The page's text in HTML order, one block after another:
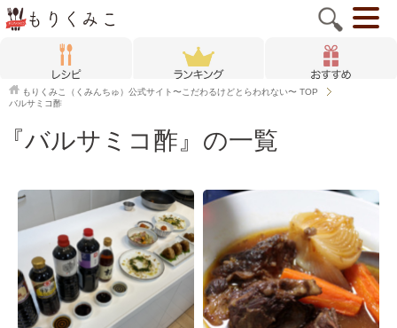
もりくみこ（くみんちゅ）公式サイト〜こだわるけどとらわれない〜 TOP
バルサミコ酢
『バルサミコ酢』の一覧